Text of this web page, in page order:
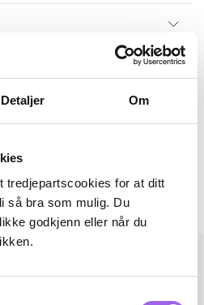
Detaljer Om
tredjepartscookies for at ditt
så bra som mulig. Du
godkjenn eller når du